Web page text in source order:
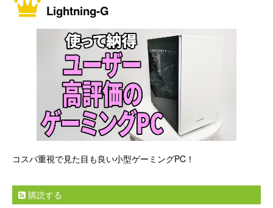
Lightning-G
コスパ重視で見た目も良い小型ゲーミングPC！
購読する